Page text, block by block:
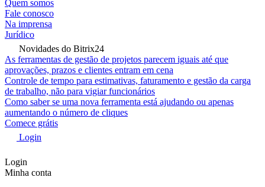
Quem somos
Fale conosco
Na imprensa
Jurídico
Novidades do Bitrix24
As ferramentas de gestão de projetos parecem iguais até que
aprovações, prazos e clientes entram em cena
Controle de tempo para estimativas, faturamento e gestão da carga
de trabalho, não para vigiar funcionários
Como saber se uma nova ferramenta está ajudando ou apenas
aumentando o número de cliques
Comece grátis
Login
Login
Minha conta